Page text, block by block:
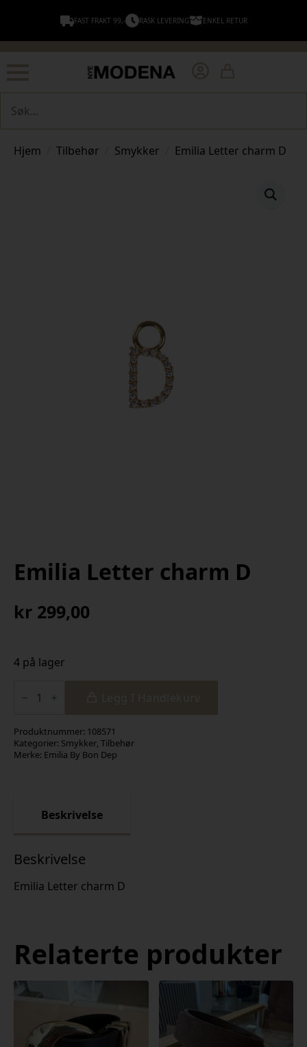
FAST FRAKT 99,- RASK LEVERING ENKEL RETUR
Hjem Tilbehør Smykker Emilia Letter charm D
Emilia Letter charm D
kr 299,00
4 på lager
Letter
antall
Produktnummer: 108571
Kategorier: Smykker, Tilbehør
Merke: Emilia By Bon Dep
Beskrivelse
Beskrivelse
Emilia Letter charm D
Relaterte produkter